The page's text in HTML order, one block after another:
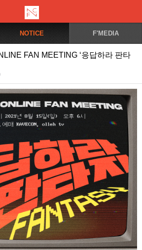
NOTICE F'MEDIA
FAN MEETING ‘응답하라 판타